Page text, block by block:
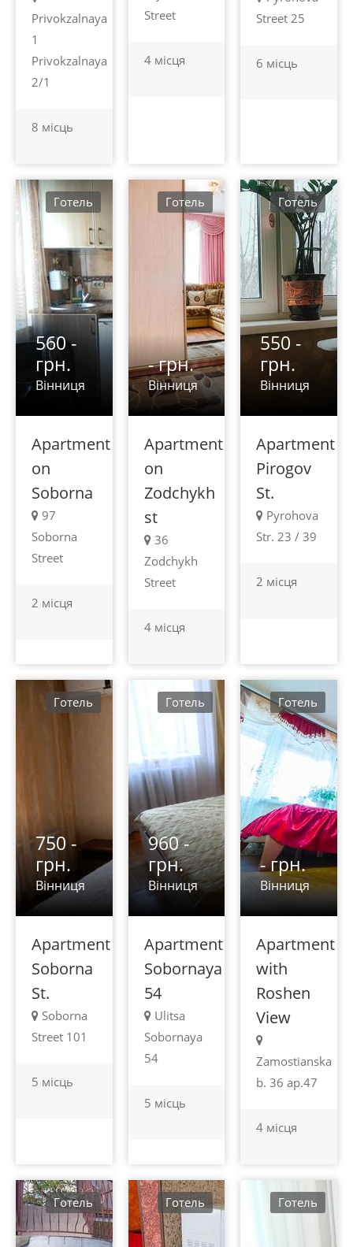
Privokzalnaya
1
Privokzalnaya
2/1
8 місць
Street
4 місця
Street 25
6 місць
560 -
грн.
Вінниця
Apartment
on
Soborna
97
Soborna
Street
2 місця
Готель
- грн.
Вінниця
Apartment
on
Zodchykh
st
36
Zodchykh
Street
4 місця
Готель
550 -
грн.
Вінниця
Apartment
Pirogov
St.
Pyrohova
Str. 23 / 39
2 місця
Готель
750 -
грн.
Вінниця
Apartment
Soborna
St.
Soborna
Street 101
5 місць
Готель
960 -
грн.
Вінниця
Apartment
Sobornaya
54
Ulitsa
Sobornaya
54
5 місць
Готель
- грн.
Вінниця
Apartment
with
Roshen
View
Zamostianska
b. 36 ap.47
4 місця
Готель
Готель Готель Готель